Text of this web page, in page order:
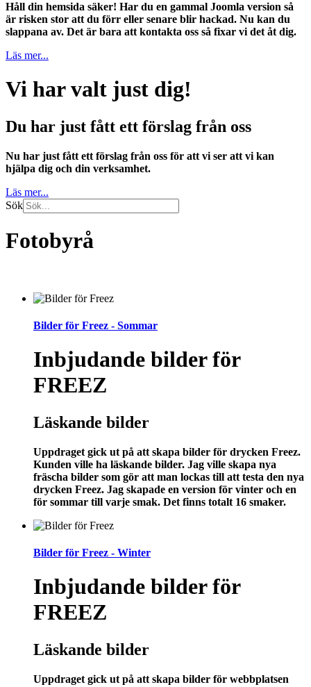
Håll din hemsida säker! Har du en gammal Joomla version så
är risken stor att du förr eller senare blir hackad. Nu kan du
slappana av. Det är bara att kontakta oss så fixar vi det åt dig.
Läs mer...
Vi har valt just dig!
Du har just fått ett förslag från oss
Nu har just fått ett förslag från oss för att vi ser att vi kan
hjälpa dig och din verksamhet.
Läs mer...
Sök
Fotobyrå
Bilder för Freez - Sommar
Inbjudande bilder för
FREEZ
Läskande bilder
Uppdraget gick ut på att skapa bilder för drycken Freez.
Kunden ville ha läskande bilder. Jag ville skapa nya
fräscha bilder som gör att man lockas till att testa den nya
drycken Freez. Jag skapade en version för vinter och en
för sommar till varje smak. Det finns totalt 16 smaker.
Bilder för Freez - Winter
Inbjudande bilder för
FREEZ
Läskande bilder
Uppdraget gick ut på att skapa bilder för webbplatsen